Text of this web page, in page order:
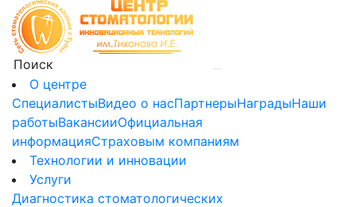
О центре
СпециалистыВидео о насПартнерыНаградыНаши
работыВакансииОфициальная
информацияСтраховым компаниям
Технологии и инновации
Услуги
Диагностика стоматологических